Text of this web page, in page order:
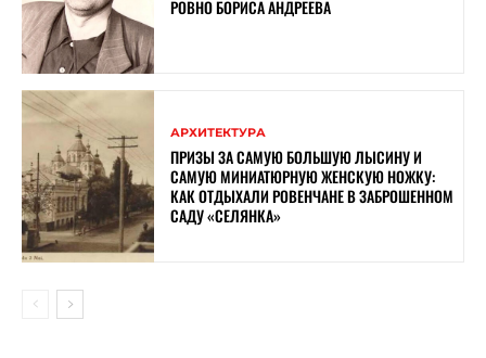
РОВНО БОРИСА АНДРЕЕВА
АРХИТЕКТУРА
ПРИЗЫ ЗА САМУЮ БОЛЬШУЮ ЛЫСИНУ И
САМУЮ МИНИАТЮРНУЮ ЖЕНСКУЮ НОЖКУ:
КАК ОТДЫХАЛИ РОВЕНЧАНЕ В ЗАБРОШЕННОМ
САДУ «СЕЛЯНКА»